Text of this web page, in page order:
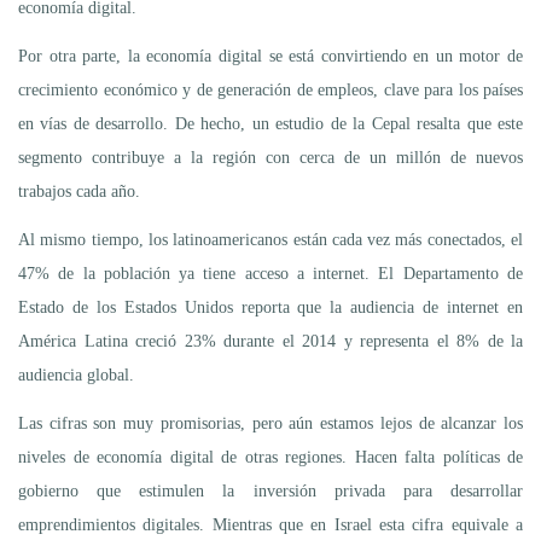
economía digital.
Por otra parte, la economía digital se está convirtiendo en un motor de
crecimiento económico y de generación de empleos, clave para los países
en vías de desarrollo. De hecho, un estudio de la Cepal resalta que este
segmento contribuye a la región con cerca de un millón de nuevos
trabajos cada año.
Al mismo tiempo, los latinoamericanos están cada vez más conectados, el
47% de la población ya tiene acceso a internet. El Departamento de
Estado de los Estados Unidos reporta que la audiencia de internet en
América Latina creció 23% durante el 2014 y representa el 8% de la
audiencia global.
Las cifras son muy promisorias, pero aún estamos lejos de alcanzar los
niveles de economía digital de otras regiones. Hacen falta políticas de
gobierno que estimulen la inversión privada para desarrollar
emprendimientos digitales. Mientras que en Israel esta cifra equivale a